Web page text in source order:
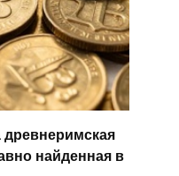
древнеримская
найденная в